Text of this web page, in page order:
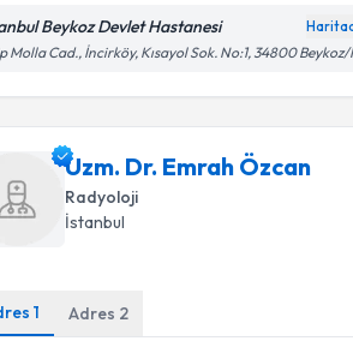
Beykoz Devlet Hastanesi
Molla Cad., İncirköy, Kısayol Sok. No:1, 34800
Uzm. Dr. Emrah Özcan
Radyoloji
İstanbul
1 Adres 2